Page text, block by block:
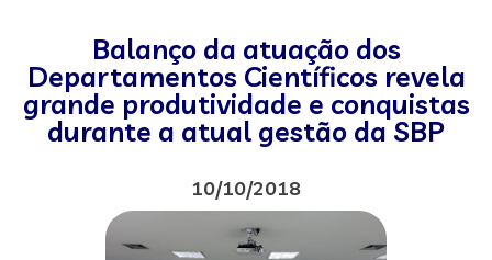
Balanço da atuação dos
Departamentos Científicos revela
grande produtividade e conquistas
durante a atual gestão da SBP
10/10/2018